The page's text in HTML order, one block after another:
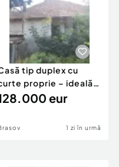
tip duplex cu
proprie – ideală
renovar
eur
1 zi în urmă